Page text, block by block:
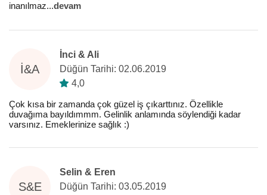
inanılmaz...devam
İ&A
İnci & Ali
Düğün Tarihi: 02.06.2019
4,0
Çok kısa bir zamanda çok güzel iş çıkarttınız. Özellikle
duvağıma bayıldımmm. Gelinlik anlamında söylendiği kadar
varsınız. Emeklerinize sağlık :)
S&E
Selin & Eren
Düğün Tarihi: 03.05.2019